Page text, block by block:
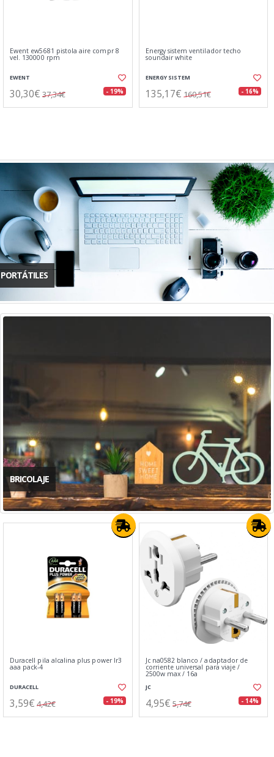
Ewent ew5681 pistola aire compr 8
vel. 130000 rpm
EWENT
30,30€ 37,34€ - 19%
Energy sistem ventilador techo
soundair white
ENERGY SISTEM
135,17€ 160,51€ - 16%
PORTÁTILES
BRICOLAJE
Duracell pila alcalina plus power lr3
aaa pack-4
DURACELL
3,59€ 4,42€ - 19%
Jc na0582 blanco / adaptador de
corriente universal para viaje /
2500w max / 16a
JC
4,95€ 5,74€ - 14%